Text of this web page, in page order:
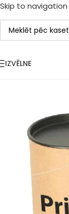
Skip to navigation
IZVĒLNE